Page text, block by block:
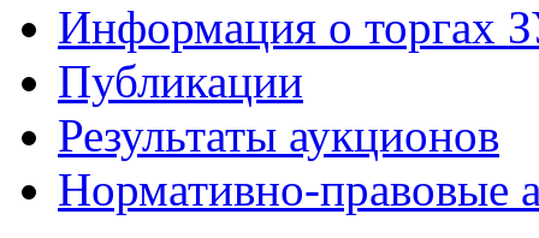
Информация о торгах
Публикации
Результаты аукционов
Нормативно-правовые